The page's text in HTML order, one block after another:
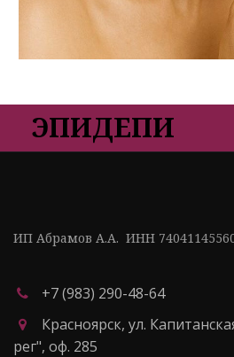
ЭПИДЕПИ
ИП Абрамов А.А.  ИНН
+7 (983) 290-48-64
Красноярск, ул.
рег", оф. 285